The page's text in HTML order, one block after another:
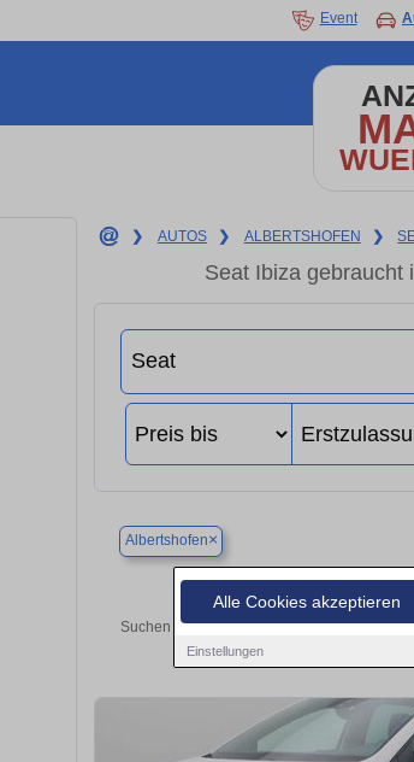
Alle Cookies akzeptieren
Einstellungen
Event
❯ AUTOS ❯ ALBERTSHOFEN ❯
Seat Ibiza gebraucht
Albertshofen×
Suchen Sie in Albertshofen einen Seat